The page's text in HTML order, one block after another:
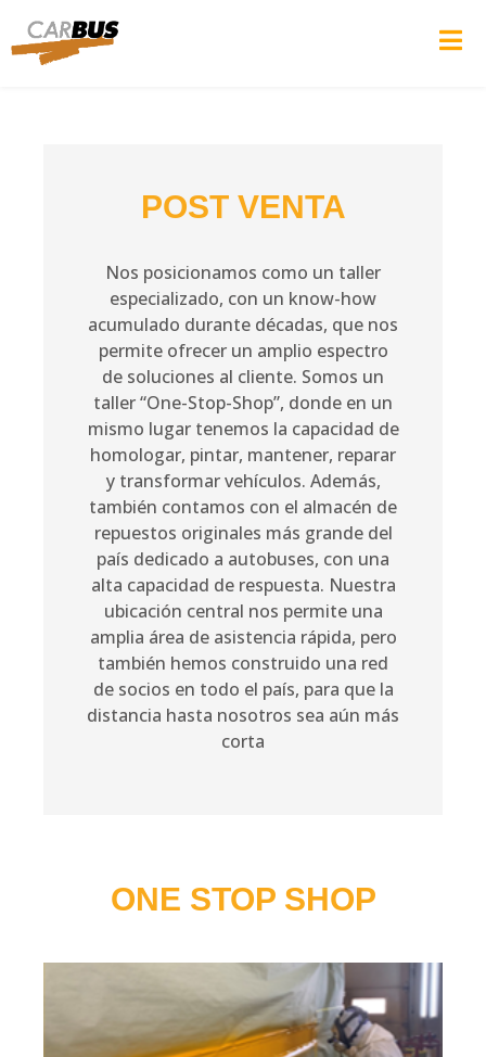
POST VENTA
Nos posicionamos como un taller
especializado, con un know-how
acumulado durante décadas, que nos
permite ofrecer un amplio espectro
de soluciones al cliente. Somos un
taller “One-Stop-Shop”, donde en un
mismo lugar tenemos la capacidad de
homologar, pintar, mantener, reparar
y transformar vehículos. Además,
también contamos con el almacén de
repuestos originales más grande del
país dedicado a autobuses, con una
alta capacidad de respuesta. Nuestra
ubicación central nos permite una
amplia área de asistencia rápida, pero
también hemos construido una red
de socios en todo el país, para que la
distancia hasta nosotros sea aún más
corta
ONE STOP SHOP